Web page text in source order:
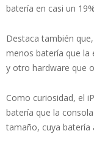
batería en casi un
Destaca también
menos batería que la
y otro hardware que
Como curiosidad, el
batería que la
tamaño, cuya batería